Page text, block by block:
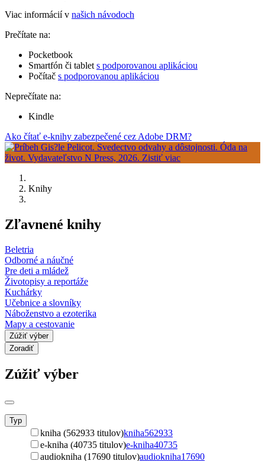
Viac informácií v našich návodoch
Prečítate na:
Pocketbook
Smartfón či tablet s podporovanou aplikáciou
Počítač s podporovanou aplikáciou
Neprečítate na:
Kindle
Ako čítať e-knihy zabezpečené cez Adobe DRM?
Knihy
Zľavnené knihy
Beletria
Odborné a náučné
Pre deti a mládež
Životopisy a reportáže
Kuchárky
Učebnice a slovníky
Náboženstvo a ezoterika
Mapy a cestovanie
Zúžiť výber
Zoradiť
Zúžiť výber
Typ
kniha (562933 titulov)kniha562933
e-kniha (40735 titulov)e-kniha40735
audiokniha (17690 titulov)audiokniha17690